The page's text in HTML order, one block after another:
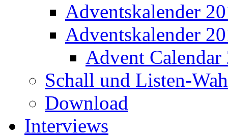
Adventskalender
Adventskalender
Advent Calendar
Schall und Listen-
Download
Interviews